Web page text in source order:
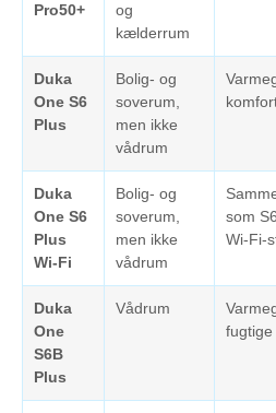
Pro50+
og
kælderrum
Duka
One S6
Plus
Bolig- og
soverum,
men ikke
vådrum
Duka
One S6
Plus
Wi-Fi
Bolig- og
soverum,
men ikke
vådrum
som
Wi-Fi-
Duka
One
S6B
Plus
Vådrum